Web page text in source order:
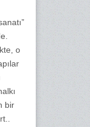
o
bir